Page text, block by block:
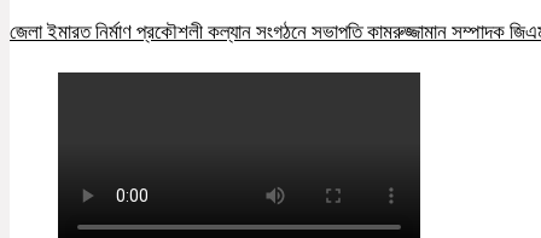
জেলা ইমারত নির্মাণ প্রকৌশলী কল্যান সংগঠনে সভাপতি কামরুজ্জামান সম্পাদক